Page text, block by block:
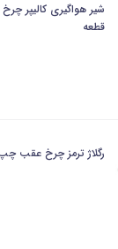
قطعه
رگلاژ ترمز چرخ عقب چپ 206-جهان